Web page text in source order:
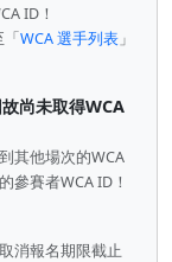
ID！
「WCA 選手列表 」
尚未取得WCA
其他場次的WCA
參賽者WCA ID！
消報名期限截止